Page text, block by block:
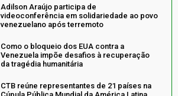
Adilson Araújo participa de
videoconferência em solidariedade ao povo
venezuelano após terremoto
Como o bloqueio dos EUA contra a
Venezuela impõe desafios à recuperação
da tragédia humanitária
CTB reúne representantes de 21 países na